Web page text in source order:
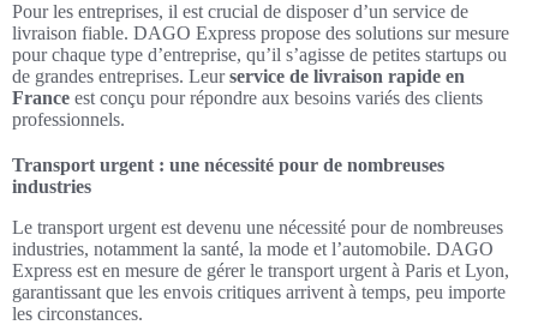
Pour les entreprises, il est crucial de disposer d’un service de
livraison fiable. DAGO Express propose des solutions sur mesure
pour chaque type d’entreprise, qu’il s’agisse de petites startups ou
de grandes entreprises. Leurservice de livraison rapide en
France est conçu pour répondre aux besoins variés des clients
professionnels.
Transport urgent : une nécessité pour de nombreuses
industries
Le transport urgent est devenu une nécessité pour de nombreuses
industries, notamment la santé, la mode et l’automobile. DAGO
Express est en mesure de gérer le transport urgent à Paris et Lyon,
garantissant que les envois critiques arrivent à temps, peu importe
les circonstances.